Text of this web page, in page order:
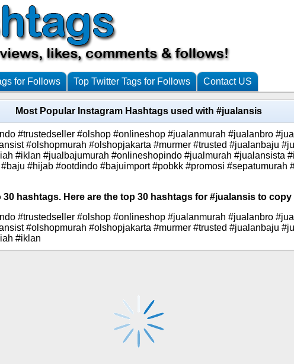
for Follows Top Twitter Tags for Follows Contact US
Most Popular Instagram Hashtags used with #jualansis
#trustedseller #olshop #onlineshop #jualanmurah #jualanbro
#olshopmurah #olshopjakarta #murmer #trusted #jualanbaju
#iklan #jualbajumurah #onlineshopindo #jualmurah #jualansista
#hijab #ootdindo #bajuimport #pobkk #promosi #sepatumurah
30 hashtags. Here are the top 30 hashtags for #jualansis to
#trustedseller #olshop #onlineshop #jualanmurah #jualanbro
#olshopmurah #olshopjakarta #murmer #trusted #jualanbaju
#iklan